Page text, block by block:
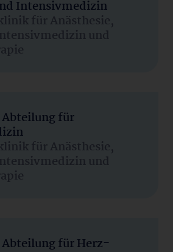
Intensivmedizin
für Anästhesie,
und
für
für Anästhesie,
und
für Herz-